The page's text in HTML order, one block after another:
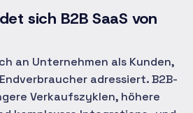
sich B2B SaaS von
an Unternehmen als Kunden,
adressiert. B2B-
Verkaufszyklen, höhere